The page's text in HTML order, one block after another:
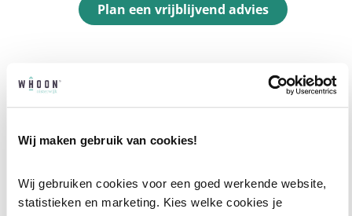
Wij maken gebruik van cookies!
Wij gebruiken cookies voor een goed werkende website,
statistieken en marketing. Kies welke cookies je
Plan een vrijblijvend advies